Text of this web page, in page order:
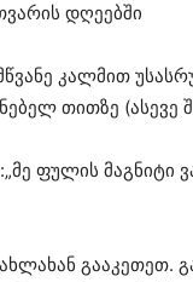
დღეებში
კალმით
თითზე (ასევე
ფულის მაგნიტი
გააკეთეთ.